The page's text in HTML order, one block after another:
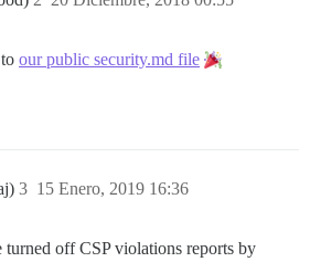
our public security.md file
15 Enero, 2019 16:36
3
turned off CSP violations reports by